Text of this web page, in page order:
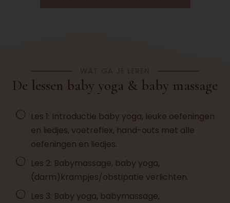
De lessen baby yoga & baby massage
Les 1: Introductie baby yoga, leuke oefeningen
en liedjes, voetreflex, hand-outs met alle
oefeningen en liedjes.
Les 2: Babymassage, baby yoga,
(darm)krampjes/obstipatie verlichten.
Les 3: Baby yoga, babymassage,